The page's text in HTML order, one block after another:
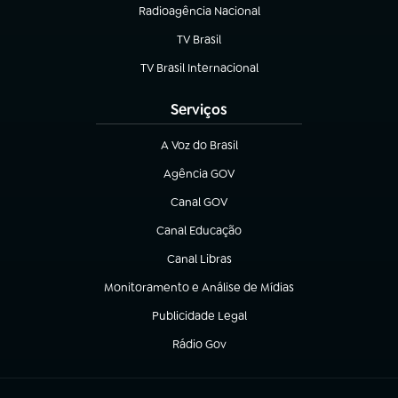
Radioagência Nacional
(abre em nova aba)
TV Brasil
(abre em nova aba)
TV Brasil Internacional
(abre em nova aba)
Serviços
A Voz do Brasil
(abre em nova aba)
Agência GOV
(abre em nova aba)
Canal GOV
(abre em nova aba)
Canal Educação
(abre em nova aba)
Canal Libras
(abre em nova aba)
Monitoramento e Análise de Mídias
(abre em nova aba)
Publicidade Legal
(abre em nova aba)
Rádio Gov
(abre em nova aba)